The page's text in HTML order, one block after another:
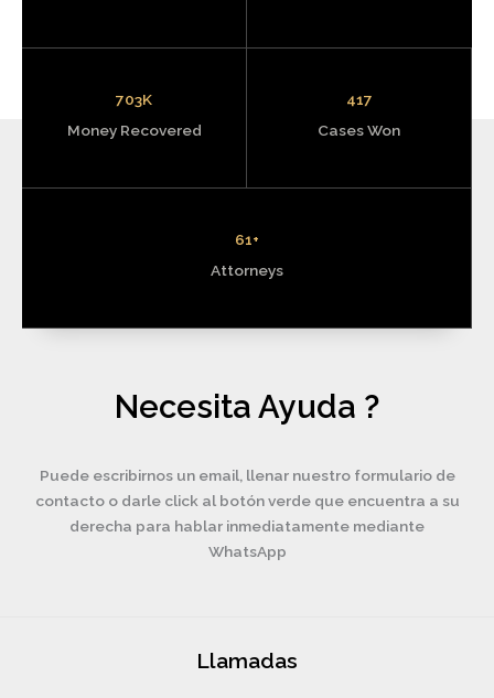
750K
Money Recovered
445
Cases Won
65+
Attorneys
Necesita Ayuda ?
Puede escribirnos un email, llenar nuestro formulario de
contacto o darle click al botón verde que encuentra a su
derecha para hablar inmediatamente mediante
WhatsApp
Llamadas